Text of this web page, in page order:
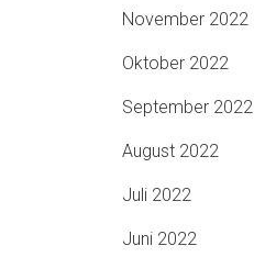
November 2022
Oktober 2022
September 2022
August 2022
Juli 2022
Juni 2022